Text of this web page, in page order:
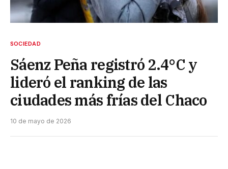
SOCIEDAD
Sáenz Peña registró 2.4°C y
lideró el ranking de las
ciudades más frías del Chaco
10 de mayo de 2026